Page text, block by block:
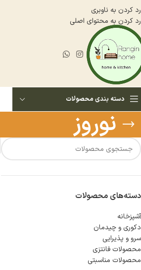
رد کردن به ناوبری
رد کردن به محتوای اصلی
دسته بندی محصولات
نوروز
دسته‌های محصولات
آشپزخانه
دكورى و چيدمان
سرو و پذيرايى
محصولات فانتزی
محصولات مناسبتی